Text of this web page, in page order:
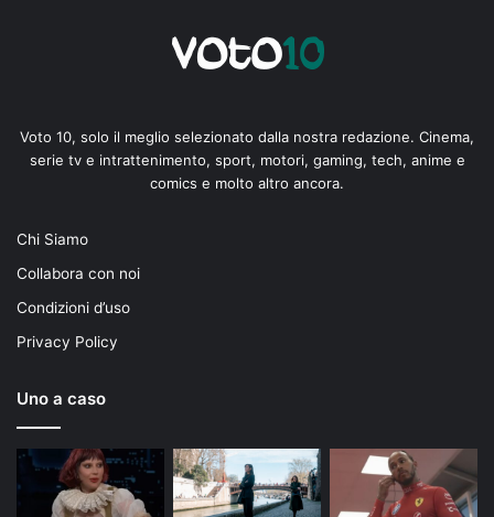
Voto 10, solo il meglio selezionato dalla nostra redazione. Cinema,
serie tv e intrattenimento, sport, motori, gaming, tech, anime e
comics e molto altro ancora.
Chi Siamo
Collabora con noi
Condizioni d’uso
Privacy Policy
Uno a caso